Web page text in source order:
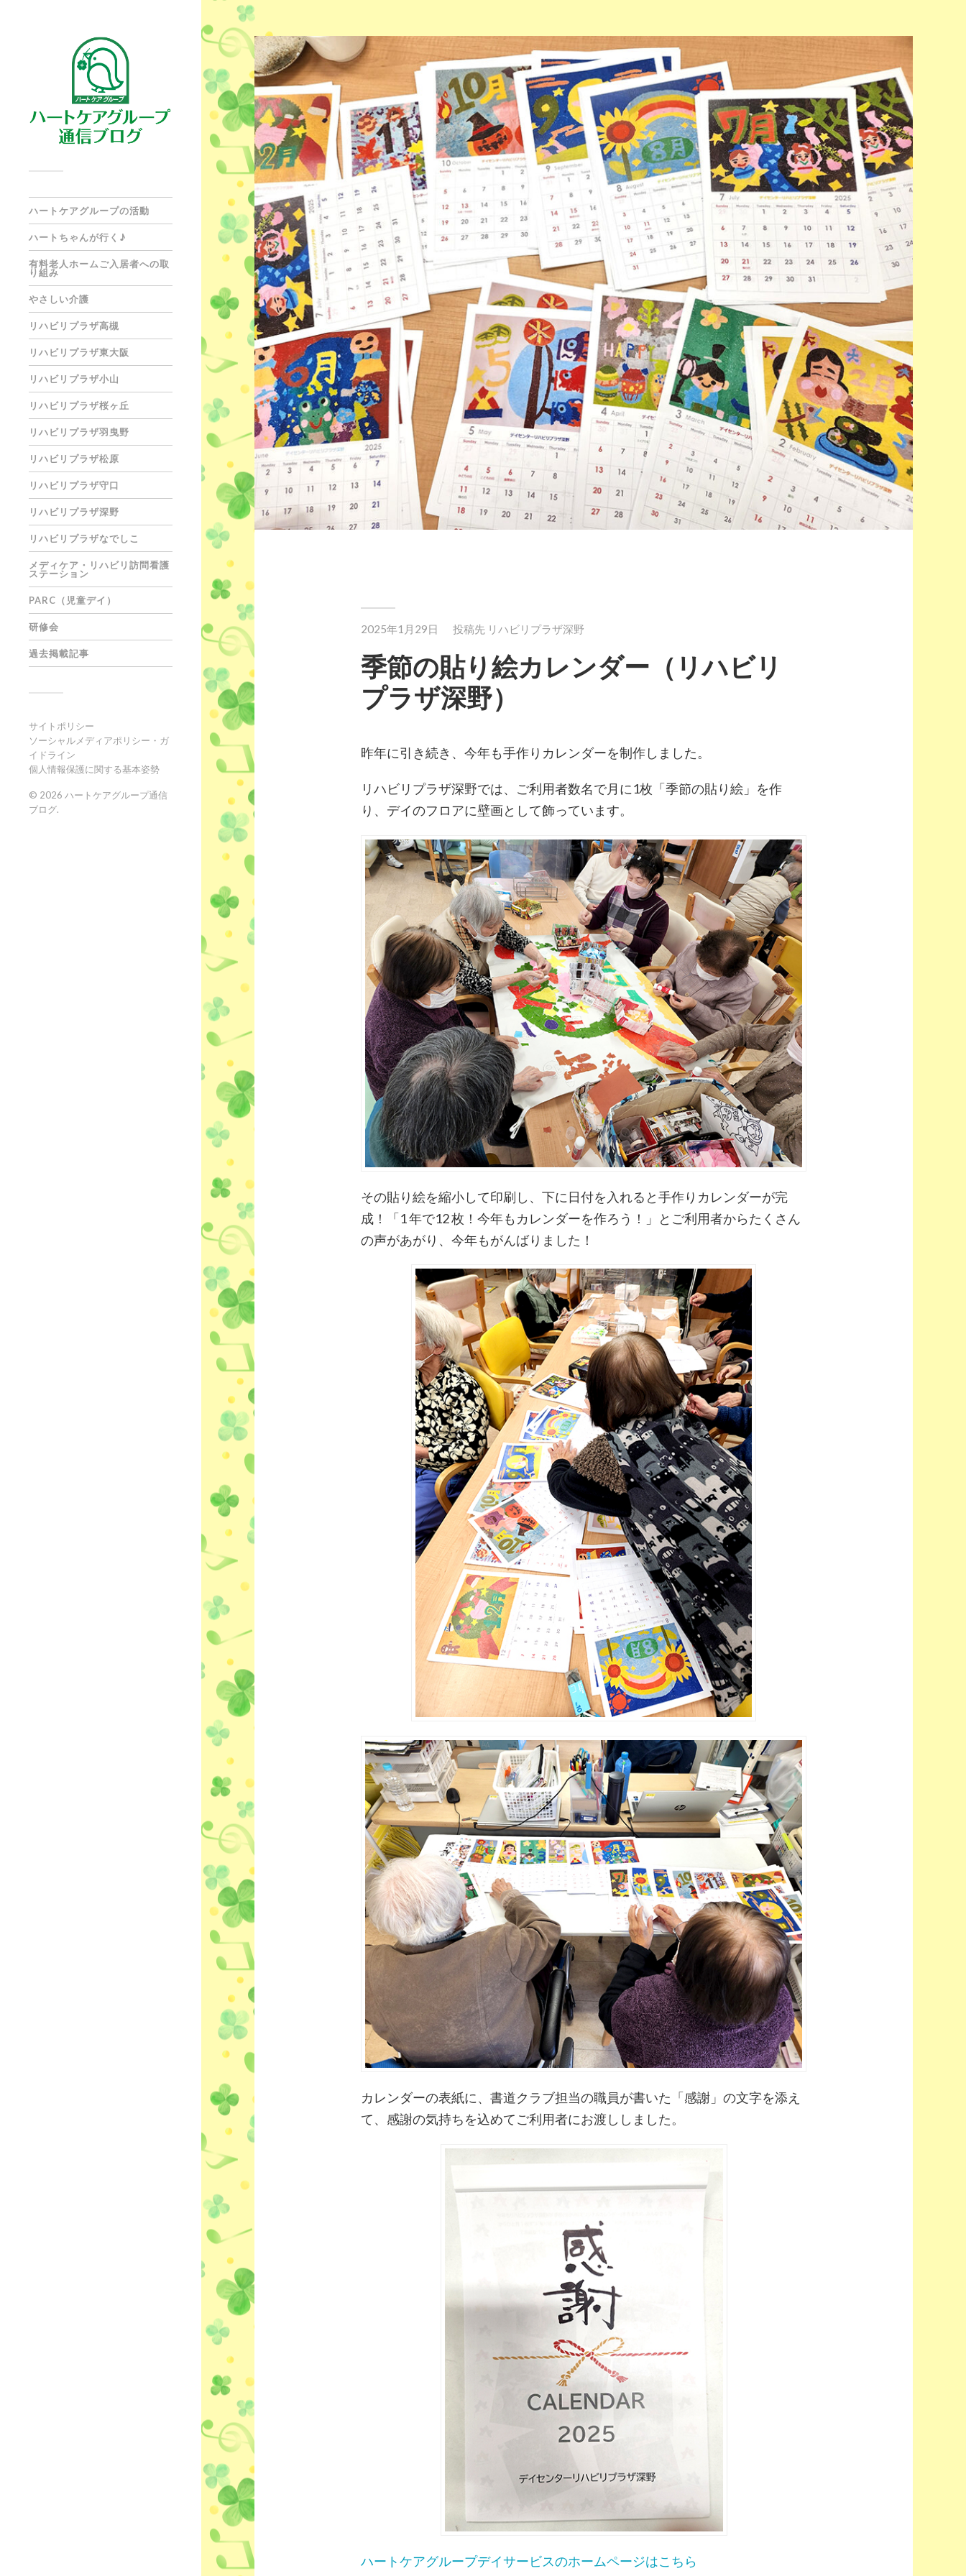
ハートケアグループの活動
ハートちゃんが行く♪
有料老人ホームご入居者への取
り組み
やさしい介護
リハビリプラザ高槻
リハビリプラザ東大阪
リハビリプラザ小山
リハビリプラザ桜ヶ丘
リハビリプラザ羽曳野
リハビリプラザ松原
リハビリプラザ守口
リハビリプラザ深野
リハビリプラザなでしこ
メディケア・リハビリ訪問看護
ステーション
PARC（児童デイ）
研修会
過去掲載記事
サイトポリシー
ソーシャルメディアポリシー・ガ
イドライン
個人情報保護に関する基本姿勢
© 2026 ハートケアグループ通信
ブログ.
2025年1月29日 投稿先 リハビリプラザ深野
季節の貼り絵カレンダー（リハビリ
プラザ深野）
昨年に引き続き、今年も手作りカレンダーを制作しました。
リハビリプラザ深野では、ご利用者数名で月に1枚「季節の貼り絵」を作
り、デイのフロアに壁画として飾っています。
その貼り絵を縮小して印刷し、下に日付を入れると手作りカレンダーが完
成！「1 年で12 枚！今年もカレンダーを作ろう！」とご利用者からたくさん
の声があがり、今年もがんばりました！
カレンダーの表紙に、書道クラブ担当の職員が書いた「感謝」の文字を添え
て、感謝の気持ちを込めてご利用者にお渡ししました。
ハートケアグループデイサービスのホームページはこちら